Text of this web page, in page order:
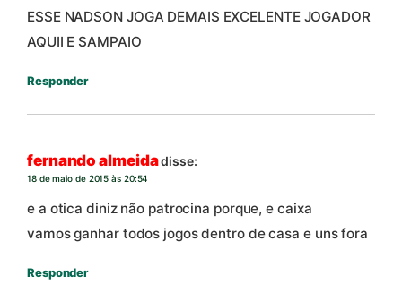
ESSE NADSON JOGA DEMAIS EXCELENTE JOGADOR
AQUII E SAMPAIO
Responder
fernando almeidadisse:
18 de maio de 2015 às 20:54
e a otica diniz não patrocina porque, e caixa
vamos ganhar todos jogos dentro de casa e uns fora
Responder